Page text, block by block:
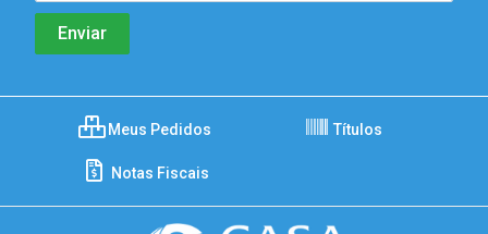
Meus Pedidos Títulos
Notas Fiscais